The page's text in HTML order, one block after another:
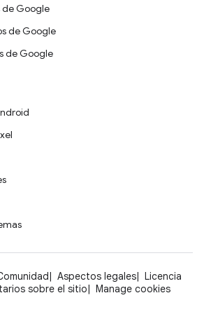
de Google
de Google
de Google
Aspectos legales
Licencia
sobre el sitio Manage cookies